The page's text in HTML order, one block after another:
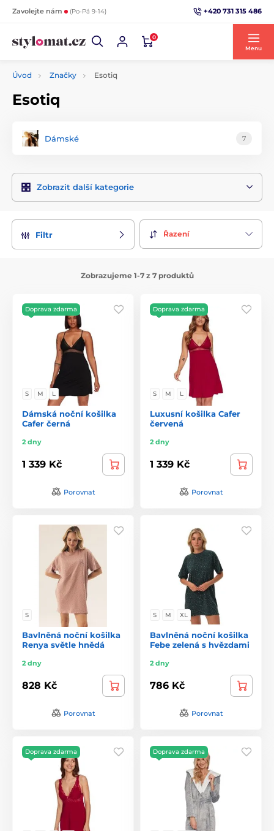
Zavolejte nám (Po-Pá 9-14) +420 731 315 486
0
Menu
Úvod Značky Esotiq
Esotiq
Dámské 7
Zobrazit další kategorie
Filtr Řazení
Zobrazujeme 1-7 z 7 produktů
Doprava zdarma
S M L
Dámská noční košilka
Cafer černá
2 dny
1 339 Kč
Porovnat
Doprava zdarma
S M L
Luxusní košilka Cafer
červená
2 dny
1 339 Kč
Porovnat
S
Bavlněná noční košilka
Renya světle hnědá
2 dny
828 Kč
Porovnat
S M XL
Bavlněná noční košilka
Febe zelená s hvězdami
2 dny
786 Kč
Porovnat
Doprava zdarma Doprava zdarma